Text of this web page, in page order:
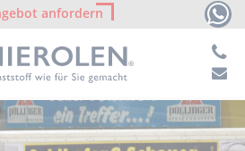
anfordern